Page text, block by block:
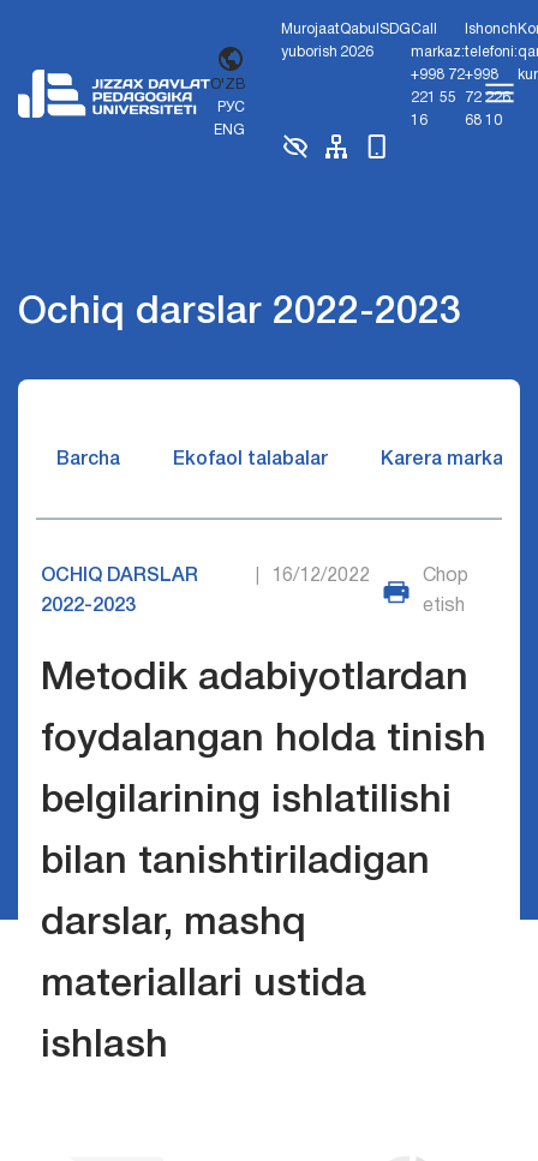
O'ZB
РУС
ENG
Murojaat
yuborish
Qabul
2026
SDGCall
markaz:
+998 72
221 55
16
Ishonch
telefoni:
+998
72 226
68 10
Ochiq darslar 2022-2023
Barcha Ekofaol talabalar Karera markazi
OCHIQ DARSLAR
2022-2023
16/12/2022
Chop
etish
Mеtodik adabiyotlardan
foydalangan holda tinish
bеlgilarining ishlatilishi
bilan tanishtiriladigan
darslar, mashq
matеriallari ustida
ishlash